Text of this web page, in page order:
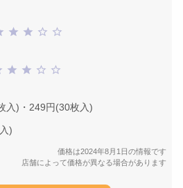
入)・249円(30枚入)
)
価格は2024年8月1日の情報です
店舗によって価格が異なる場合があります